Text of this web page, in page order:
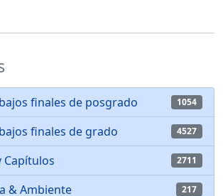
finales de posgrado 1054
finales de grado 4527
Capítulos 2711
& Ambiente 217